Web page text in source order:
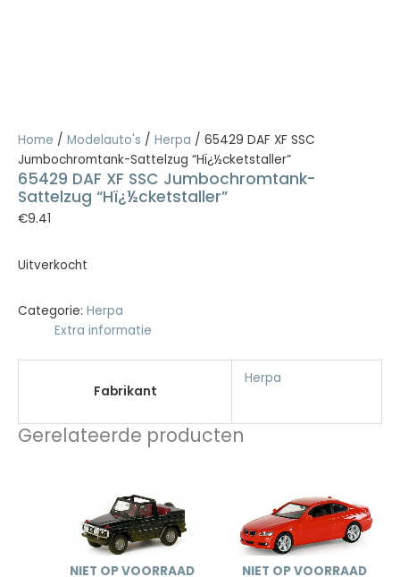
Home / Modelauto's / Herpa / 65429 DAF XF SSC
Jumbochromtank-Sattelzug “Hï¿½cketstaller”
65429 DAF XF SSC Jumbochromtank-
Sattelzug “Hï¿½cketstaller”
€9.41
Uitverkocht
Categorie: Herpa
Extra informatie
Fabrikant
Herpa
Gerelateerde producten
NIET OP VOORRAAD NIET OP VOORRAAD